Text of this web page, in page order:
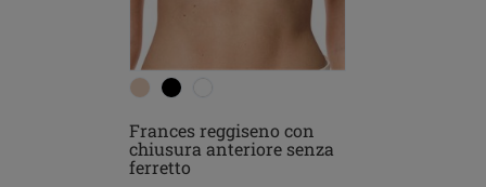
Frances reggiseno con
chiusura anteriore senza
ferretto